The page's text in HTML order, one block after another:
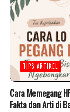
TIPS ARTIKEL
Cara Memegang
Fakta dan Arti di